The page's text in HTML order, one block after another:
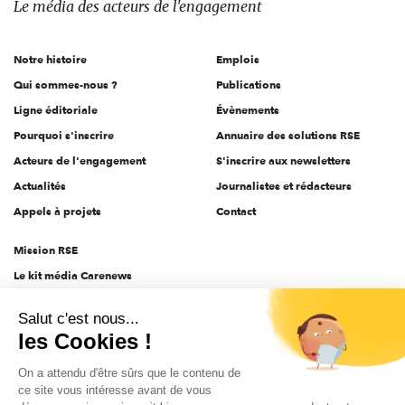
l'engagement
Le média des acteurs de l'engagement
Notre histoire
Qui sommes-nous ?
Ligne éditoriale
Pourquoi s'inscrire
Acteurs de l'engagement
Actualités
Appels à projets
Emplois
Publications
Évènements
Annuaire des solutions RSE
S'inscrire aux newsletters
Journalistes et rédacteurs
Contact
Mission RSE
Le kit média Carenews
AEF info
Novethic
PRODURABLE
Inclusiv Day
Salut c'est nous...
les Cookies !
On a attendu d'être sûrs que le contenu de
ce site vous intéresse avant de vous